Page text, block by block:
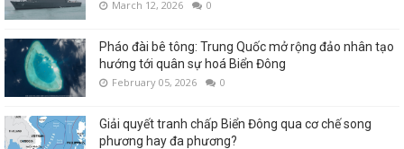
March 12, 2026 0
Pháo đài bê tông: Trung Quốc mở rộng đảo nhân tạo
hướng tới quân sự hoá Biển Đông
February 05, 2026 0
Giải quyết tranh chấp Biển Đông qua cơ chế song
phương hay đa phương?